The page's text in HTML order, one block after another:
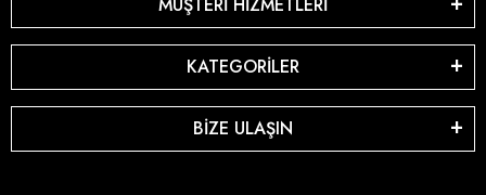
KATEGORİLER
BİZE ULAŞIN